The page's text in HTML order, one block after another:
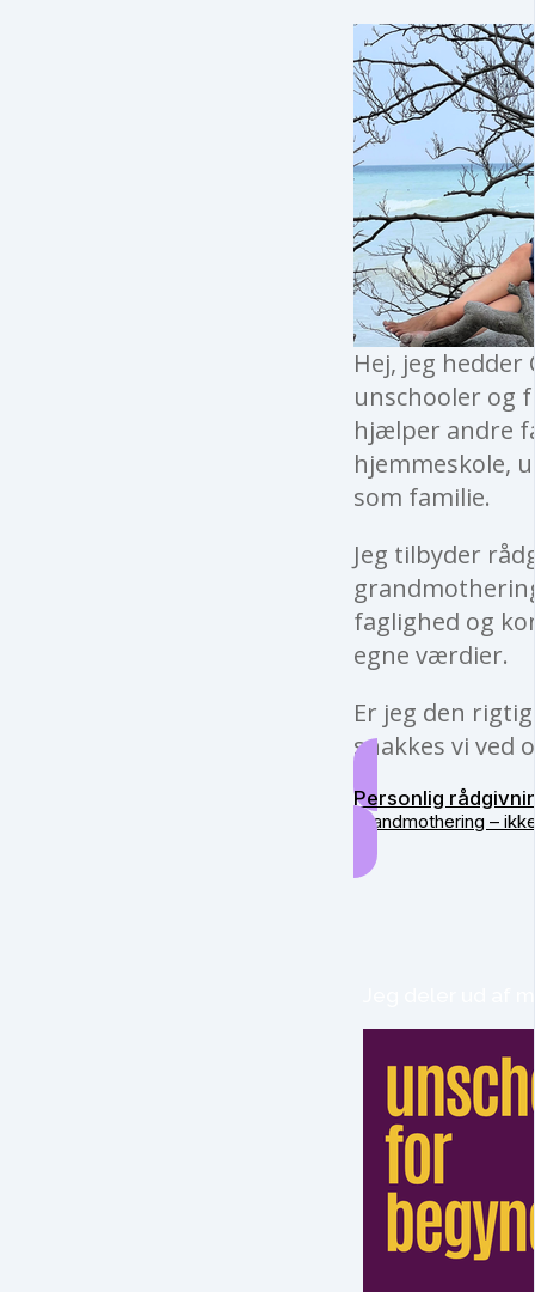
Hej, jeg
unschooler og
hjælper andre
hjemmeskole,
som familie.
Jeg tilbyder
faglighed og
egne værdier.
Er jeg den
snakkes vi ved
Personlig
Grandmothering –